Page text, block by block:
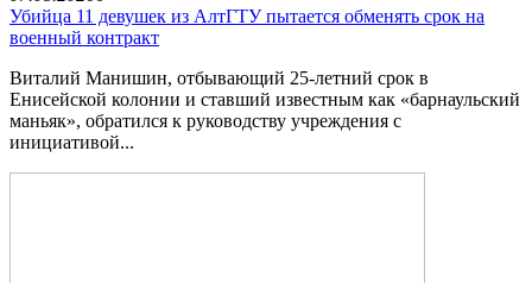
Убийца 11 девушек из АлтГТУ пытается обменять срок на
военный контракт
Виталий Манишин, отбывающий 25-летний срок в
Енисейской колонии и ставший известным как «барнаульский
маньяк», обратился к руководству учреждения с
инициативой...